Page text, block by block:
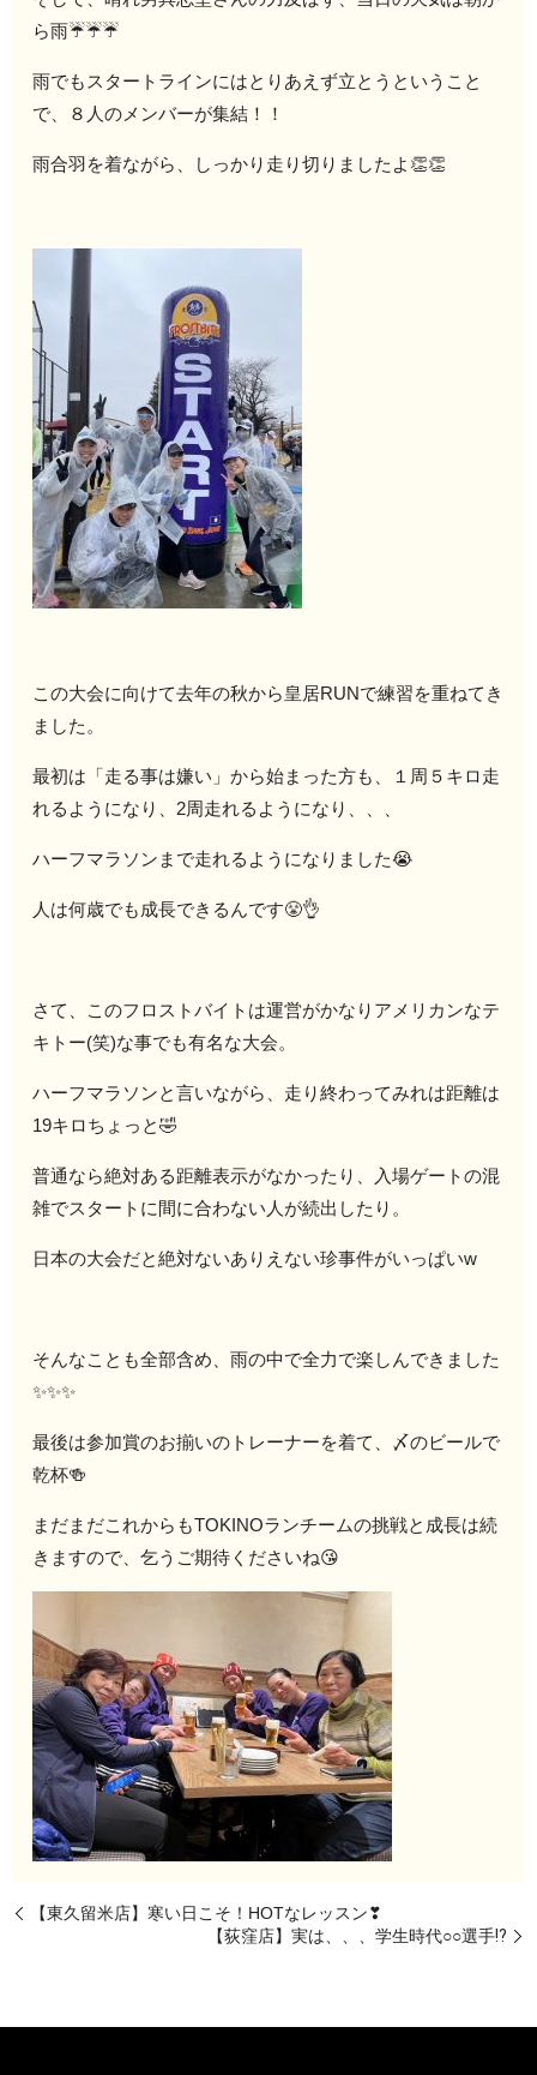
ら雨☔☔☔
雨でもスタートラインにはとりあえず立とうということ
で、８人のメンバーが集結！！
雨合羽を着ながら、しっかり走り切りましたよ👏👏
この大会に向けて去年の秋から皇居RUNで練習を重ねてき
ました。
最初は「走る事は嫌い」から始まった方も、１周５キロ走
れるようになり、2周走れるようになり、、、
ハーフマラソンまで走れるようになりました😭
人は何歳でも成長できるんです😤👌
さて、このフロストバイトは運営がかなりアメリカンなテ
キトー(笑)な事でも有名な大会。
ハーフマラソンと言いながら、走り終わってみれは距離は
19キロちょっと🤣
普通なら絶対ある距離表示がなかったり、入場ゲートの混
雑でスタートに間に合わない人が続出したり。
日本の大会だと絶対ないありえない珍事件がいっぱいw
そんなことも全部含め、雨の中で全力で楽しんできました
✨✨✨
最後は参加賞のお揃いのトレーナーを着て、〆のビールで
乾杯🍻
まだまだこれからもTOKINOランチームの挑戦と成長は続
きますので、乞うご期待くださいね😘
【東久留米店】寒い日こそ！HOTなレッスン❣
【荻窪店】実は、、、学生時代○○選手⁉